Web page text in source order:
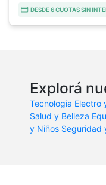
DESDE 6 CUOTAS SIN
Explorá
Tecnologia Electro
Salud y Belleza
y Niños Seguridad